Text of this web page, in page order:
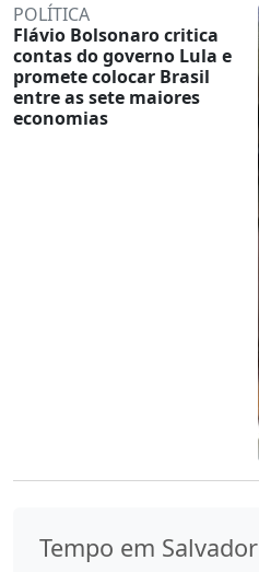
POLÍTICA
Flávio Bolsonaro critica
contas do governo Lula e
promete colocar Brasil
entre as sete maiores
economias
Tempo em Salvador